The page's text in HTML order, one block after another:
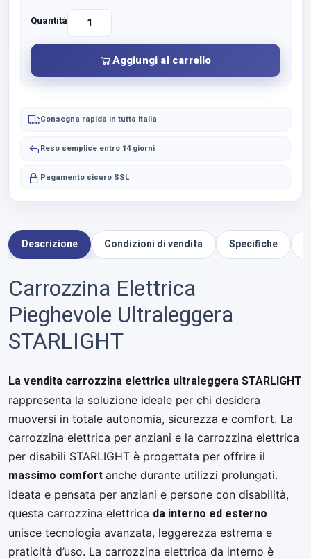
Quantità
Vendita
Carrozzina
Elettrica
Pieghevole
quantità
Aggiungi al carrello
Consegna rapida in tutta Italia
Reso semplice entro 14 giorni
Pagamento sicuro SSL
Descrizione Condizioni di vendita Specifiche
Carrozzina Elettrica
Pieghevole Ultraleggera
STARLIGHT
La vendita carrozzina elettrica ultraleggera STARLIGHT
rappresenta la soluzione ideale per chi desidera
muoversi in totale autonomia, sicurezza e comfort. La
carrozzina elettrica per anziani e la carrozzina elettrica
per disabili STARLIGHT è progettata per offrire il
massimo comfort anche durante utilizzi prolungati.
Ideata e pensata per anziani e persone con disabilità,
questa carrozzina elettrica da interno ed esterno
unisce tecnologia avanzata, leggerezza estrema e
praticità d’uso. La carrozzina elettrica da interno è